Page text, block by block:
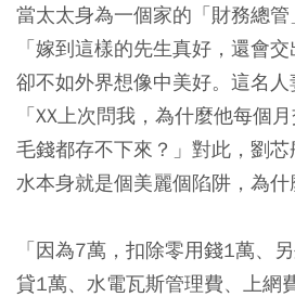
當太太身為一個家的「財務總
「嫁到這樣的先生真好，還會
卻不如外界想像中美好。這名人
「XX上次問我，為什麼他每個
毛錢都存不下來？」對此，劉
水本身就是個美麗個陷阱，為什
「因為7萬，扣除零用錢1萬、
貸1萬、水電瓦斯管理費、上網